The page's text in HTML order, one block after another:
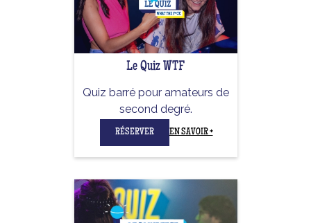
Le Quiz WTF
Quiz barré pour amateurs de
second degré.
RÉSERVER EN SAVOIR +